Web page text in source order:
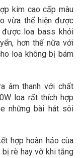
kim cao cấp màu
vừa thể hiện được
loa bass khỏi
hơn thế nữa với
loa không bị bám
âm thanh với chất
loa rất thích hợp
những bài hát sôi
hợp hoàn hảo cùa
rè hay vỡ khi tăng